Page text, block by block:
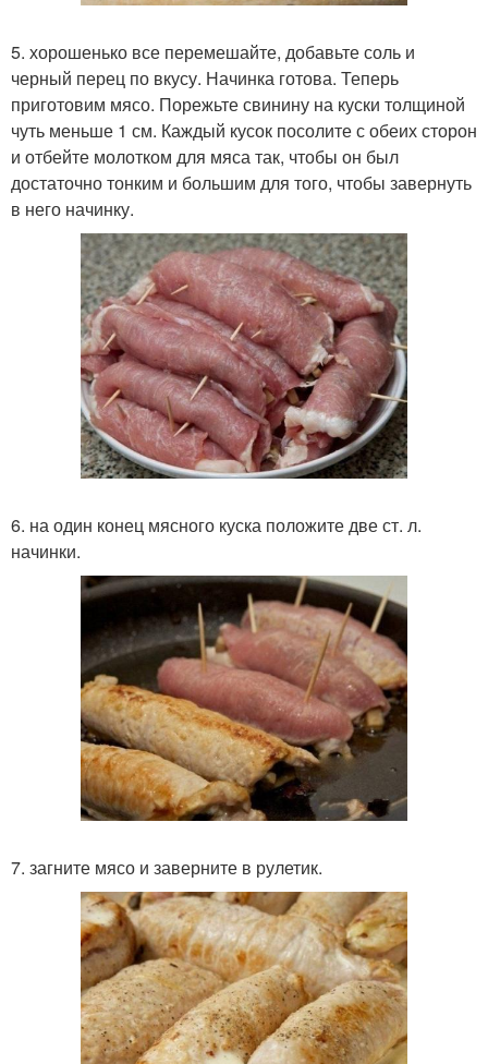
5. хорошенько все перемешайте, добавьте соль и
черный перец по вкусу. Начинка готова. Теперь
приготовим мясо. Порежьте свинину на куски толщиной
чуть меньше 1 см. Каждый кусок посолите с обеих сторон
и отбейте молотком для мяса так, чтобы он был
достаточно тонким и большим для того, чтобы завернуть
в него начинку.
6. на один конец мясного куска положите две ст. л.
начинки.
7. загните мясо и заверните в рулетик.